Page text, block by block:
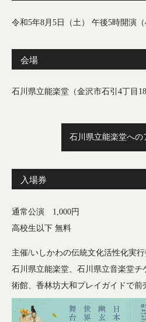
令和5年8月5日（土） 午後5時開演（
会場
石川県立能楽堂（金沢市石引4丁目
石川県立能楽堂への
入場券
通常公演 1,000円
高校生以下 無料
主催/いしかわの伝統文化活性化実
石川県立能楽堂、石川県立音楽堂チ
術館、香林坊大和プレイガイドで前